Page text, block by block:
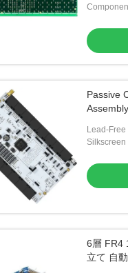
Passive
Silkscreen
6層 FR4
立て 自